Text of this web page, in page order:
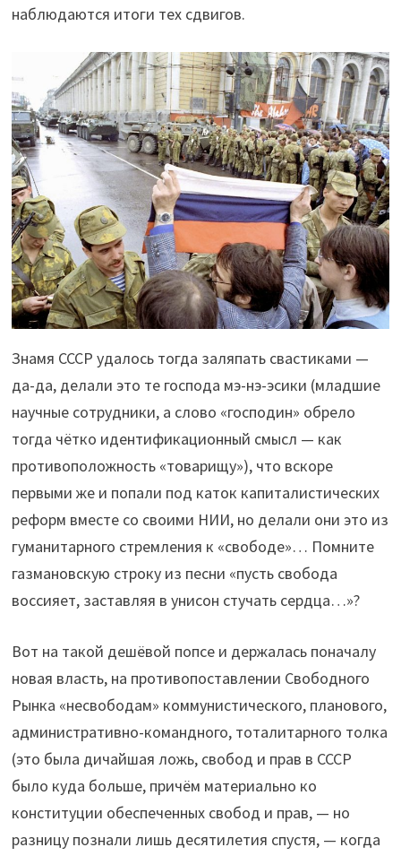
наблюдаются итоги тех сдвигов.
Знамя СССР удалось тогда заляпать свастиками —
да-да, делали это те господа мэ-нэ-эсики (младшие
научные сотрудники, а слово «господин» обрело
тогда чётко идентификационный смысл — как
противоположность «товарищу»), что вскоре
первыми же и попали под каток капиталистических
реформ вместе со своими НИИ, но делали они это из
гуманитарного стремления к «свободе»… Помните
газмановскую строку из песни «пусть свобода
воссияет, заставляя в унисон стучать сердца…»?
Вот на такой дешёвой попсе и держалась поначалу
новая власть, на противопоставлении Свободного
Рынка «несвободам» коммунистического, планового,
административно-командного, тоталитарного толка
(это была дичайшая ложь, свобод и прав в СССР
было куда больше, причём материально ко
конституции обеспеченных свобод и прав, — но
разницу познали лишь десятилетия спустя, — когда